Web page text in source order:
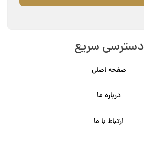
دسترسی سریع
صفحه اصلی
درباره ما
ارتباط با ما